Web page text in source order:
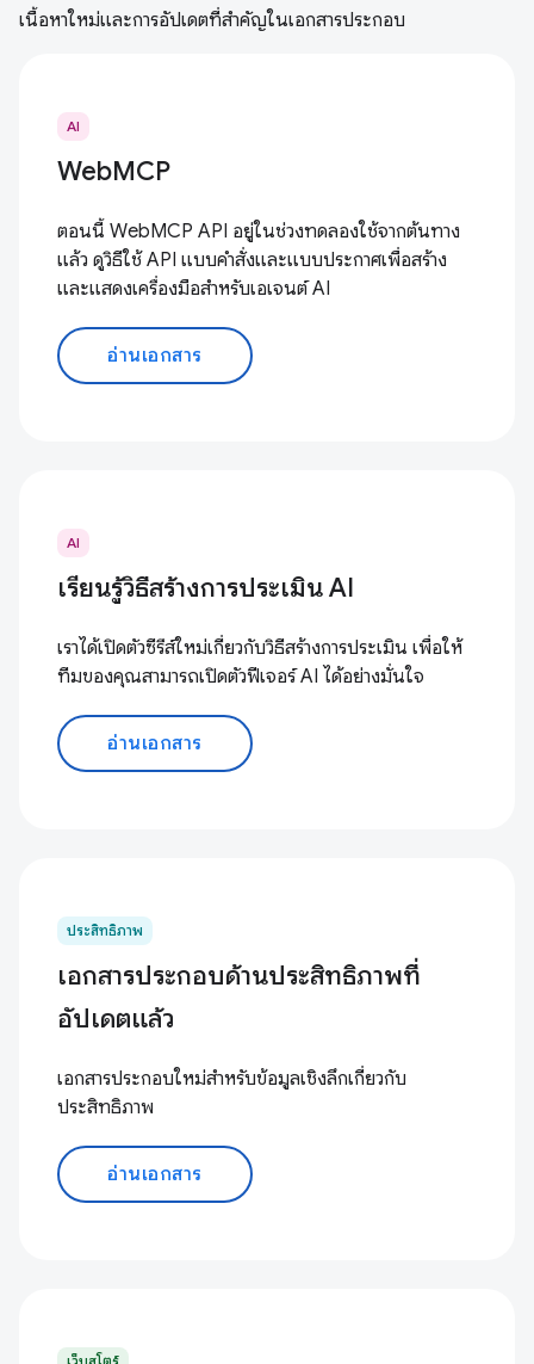
เนื้อหาใหม่และการอัปเดตที่สำคัญในเอกสารประกอบ
AI
WebMCP
ตอนนี้ WebMCP API อยู่ในช่วงทดลองใช้จากต้นทาง
แล้ว ดูวิธีใช้ API แบบคำสั่งและแบบประกาศเพื่อสร้าง
และแสดงเครื่องมือสำหรับเอเจนต์ AI
อ่านเอกสาร
AI
เรียนรู้วิธีสร้างการประเมิน AI
เราได้เปิดตัวซีรีส์ใหม่เกี่ยวกับวิธีสร้างการประเมิน เพื่อให้
ทีมของคุณสามารถเปิดตัวฟีเจอร์ AI ได้อย่างมั่นใจ
อ่านเอกสาร
ประสิทธิภาพ
เอกสารประกอบด้านประสิทธิภาพที่
อัปเดตแล้ว
เอกสารประกอบใหม่สำหรับข้อมูลเชิงลึกเกี่ยวกับ
ประสิทธิภาพ
อ่านเอกสาร